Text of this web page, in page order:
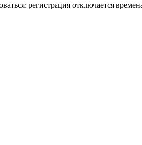
регистрация отключается